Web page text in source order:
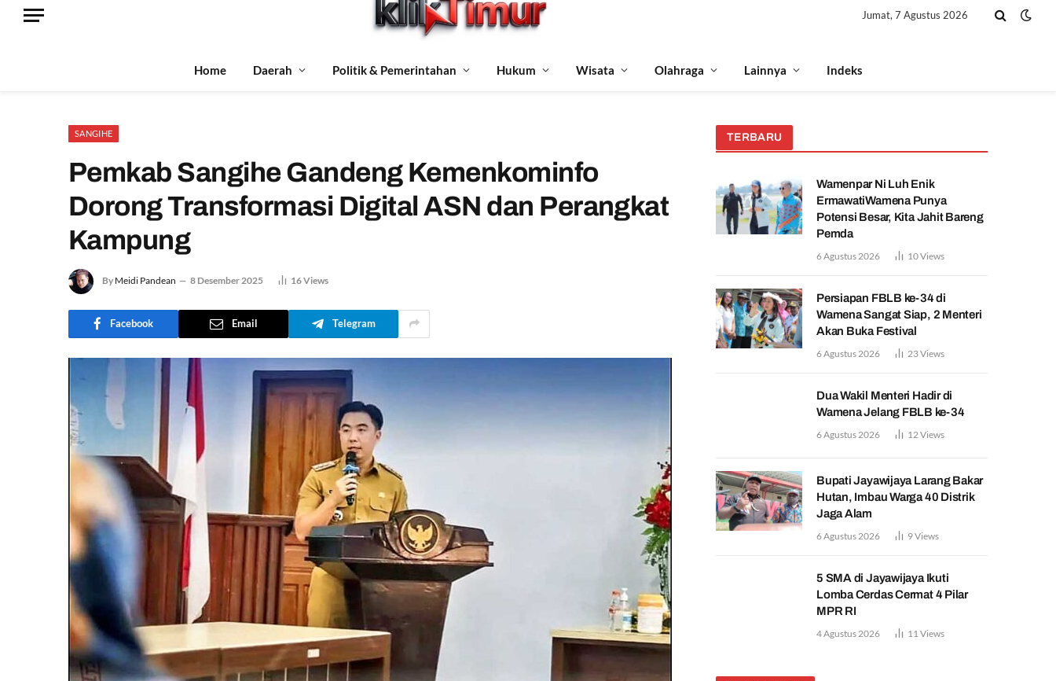
Jumat, 7 Agustus 2026
Home Daerah Politik & Pemerintahan Hukum Wisata Olahraga Lainnya Indeks
SANGIHE
Pemkab Sangihe Gandeng Kemenkominfo
Dorong Transformasi Digital ASN dan Perangkat
Kampung
By Meidi Pandean 8 Desember 2025 16Views
Facebook Email Telegram
TERBARU
Wamenpar Ni Luh Enik
ErmawatiWamena Punya
Potensi Besar, Kita Jahit Bareng
Pemda
6 Agustus 2026 10Views
Persiapan FBLB ke-34 di
Wamena Sangat Siap, 2 Menteri
Akan Buka Festival
6 Agustus 2026 23Views
Dua Wakil Menteri Hadir di
Wamena Jelang FBLB ke-34
6 Agustus 2026 12 Views
Bupati Jayawijaya Larang Bakar
Hutan, Imbau Warga 40 Distrik
Jaga Alam
6 Agustus 2026 9Views
5 SMA di Jayawijaya Ikuti
Lomba Cerdas Cermat 4 Pilar
MPR RI
4 Agustus 2026 11 Views